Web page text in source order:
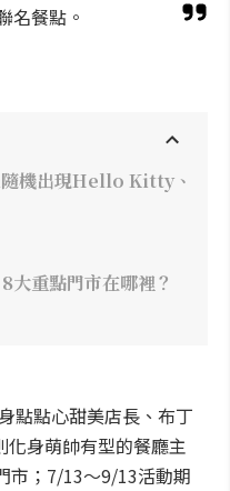
名餐點。
隨機出現Hello Kitty、
大重點門市在哪裡？
點點心甜美店長、布丁
身萌帥有型的餐廳主
市；7/13～9/13活動期